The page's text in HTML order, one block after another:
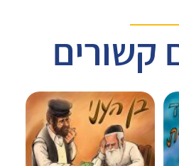
קשורים